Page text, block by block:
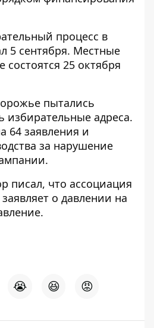
процесс в
5 сентября. Местные
25 октября
пытались
избирательные адреса.
64 заявления и
за нарушение
писал, что ассоциация
о давлении на
😭 😆 😡